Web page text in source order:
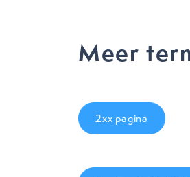
Meer
2xx pagina